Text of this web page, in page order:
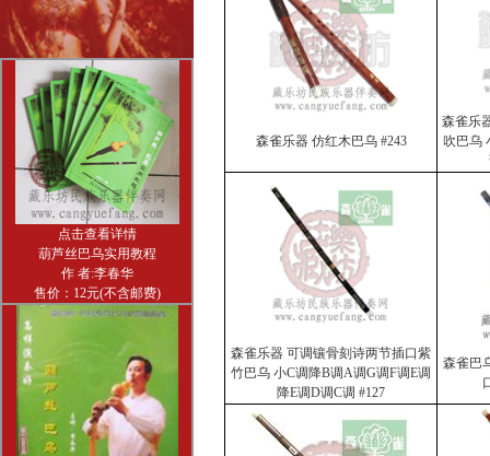
点击查看详情
葫芦丝巴乌实用教程
作 者:李春华
售价：12元(不含邮费)
森雀乐器 仿红木巴乌 #243
森雀乐
吹巴乌
森雀乐器 可调镶骨刻诗两节插口紫
竹巴乌 小C调降B调A调G调F调E调
降E调D调C调 #127
森雀巴